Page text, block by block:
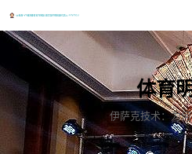
体育
伊萨克技术：为